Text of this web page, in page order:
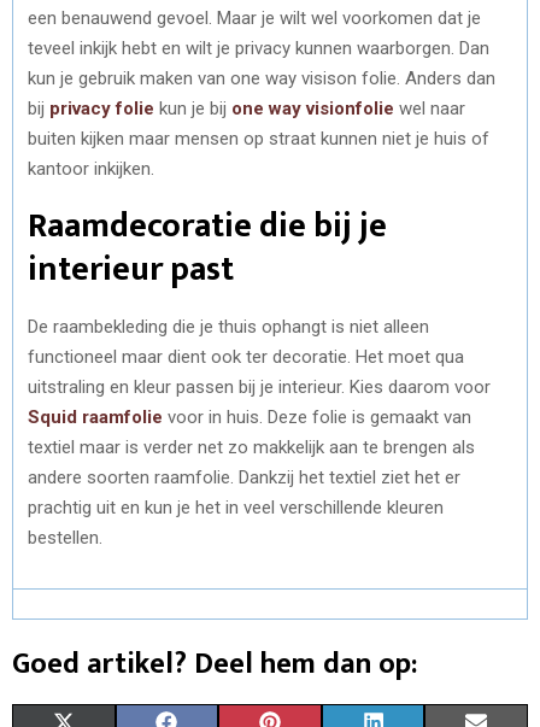
een benauwend gevoel. Maar je wilt wel voorkomen dat je
teveel inkijk hebt en wilt je privacy kunnen waarborgen. Dan
kun je gebruik maken van one way visison folie. Anders dan
bij privacy folie kun je bij one way visionfolie wel naar
buiten kijken maar mensen op straat kunnen niet je huis of
kantoor inkijken.
Raamdecoratie die bij je
interieur past
De raambekleding die je thuis ophangt is niet alleen
functioneel maar dient ook ter decoratie. Het moet qua
uitstraling en kleur passen bij je interieur. Kies daarom voor
Squid raamfolie voor in huis. Deze folie is gemaakt van
textiel maar is verder net zo makkelijk aan te brengen als
andere soorten raamfolie. Dankzij het textiel ziet het er
prachtig uit en kun je het in veel verschillende kleuren
bestellen.
Goed artikel? Deel hem dan op: